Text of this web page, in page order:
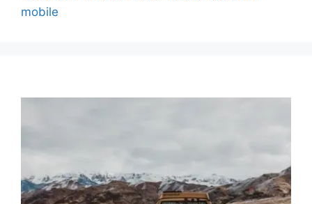
mobile